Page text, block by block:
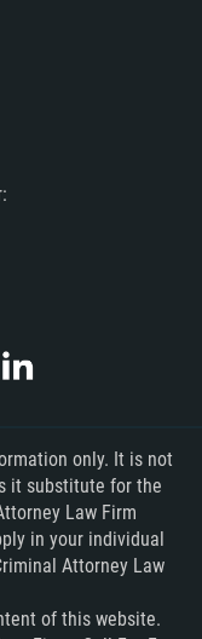
only. It is not
it substitute for the
Law Firm
in your individual
Attorney Law
of this website.